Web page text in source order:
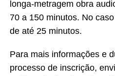
longa-metragem obra
70 a 150 minutos. No
de até 25 minutos.
Para mais informações e
processo de inscrição,